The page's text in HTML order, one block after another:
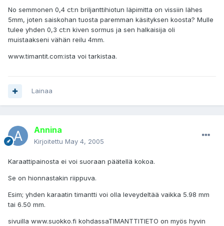
No semmonen 0,4 ct:n briljanttihiotun läpimitta on vissiin lähes
5mm, joten saiskohan tuosta paremman käsityksen koosta? Mulle
tulee yhden 0,3 ct:n kiven sormus ja sen halkaisija oli
muistaakseni vähän reilu 4mm.
www.timantit.com:ista voi tarkistaa.
Lainaa
Annina
Kirjoitettu May 4, 2005
Karaattipainosta ei voi suoraan päätellä kokoa.
Se on hionnastakin riippuva.
Esim; yhden karaatin timantti voi olla leveydeltää vaikka 5.98 mm
tai 6.50 mm.
sivuilla www.suokko.fi kohdassaTIMANTTITIETO on myös hyvin